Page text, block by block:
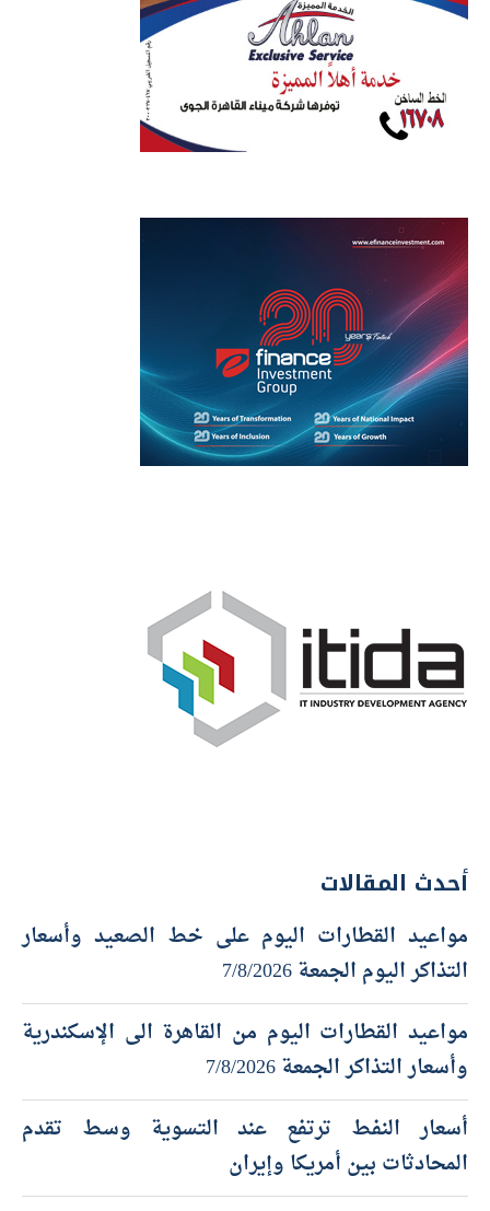
أحدث المقالات
مواعيد القطارات اليوم على خط الصعيد وأسعار
التذاكر اليوم الجمعة 7/8/2026
مواعيد القطارات اليوم من القاهرة الى الإسكندرية
وأسعار التذاكر الجمعة 7/8/2026
أسعار النفط ترتفع عند التسوية وسط تقدم
المحادثات بين أمريكا وإيران